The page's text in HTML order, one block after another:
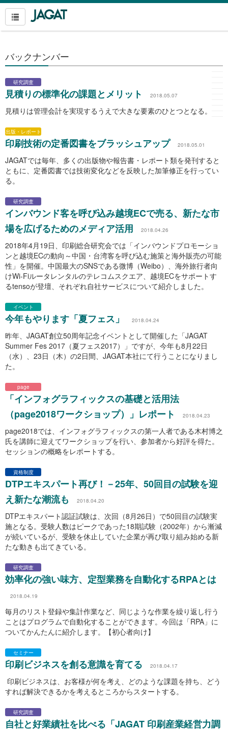
バックナンバー
研究調査
見積りの標準化の課題とメリット 2018.05.07
見積りは管理会計を実現するうえで大きな要素のひとつとなる。
出版・レポート
印刷技術の定番図書をブラッシュアップ 2018.05.01
JAGATでは毎年、多くの出版物や報告書・レポート類を発刊すると
ともに、定番図書では技術変化などを反映した加筆修正を行ってい
る。
研究調査
インバウンド客を呼び込み越境ECで売る、新たな市
場を広げるためのメディア活用
2018.04.26
2018年4月19日、印刷総合研究会では「インバウンドプロモーショ
ンと越境ECの動向～中国・台湾客を呼び込む施策と海外販売の可能
性」を開催。中国最大のSNSである微博（Weibo）、海外旅行者向
けWi-Fiルータレンタルのテレコムスクエア、越境ECをサポートす
るtensoが登壇、それぞれ自社サービスについて紹介しました。
イベント
今年もやります「夏フェス」 2018.04.24
昨年、JAGAT創立50周年記念イベントとして開催した「JAGAT
Summer Fes 2017（夏フェス2017）」ですが、今年も8月22日
（水）、23日（木）の2日間、JAGAT本社にて行うことになりまし
た。
page
「インフォグラフィックスの基礎と活用法
（page2018ワークショップ）」レポート
2018.04.23
page2018では、インフォグラフィックスの第一人者である木村博之
氏を講師に迎えてワークショップを行い、参加者から好評を得た。
セッションの概略をレポートする。
資格制度
DTPエキスパート再び！－25年、50回目の試験を迎
え新たな潮流も
2018.04.20
DTPエキスパート認証試験は、次回（8月26日）で50回目の試験実
施となる。受験人数はピークであった18期試験（2002年）から漸減
が続いているが、受験を休止していた企業が再び取り組み始める新
たな動きも出てきている。
研究調査
効率化の強い味方、定型業務を自動化するRPAとは
2018.04.19
毎月のリスト登録や集計作業など、同じような作業を繰り返し行う
ことはプログラムで自動化することができます。今回は「RPA」に
ついてかんたんに紹介します。【初心者向け】
セミナー
印刷ビジネスを創る意識を育てる 2018.04.17
印刷ビジネスは、お客様が何を考え、どのような課題を持ち、どう
すれば解決できるかを考えるところからスタートする。
研究調査
自社と好業績社を比べる「JAGAT 印刷産業経営力調